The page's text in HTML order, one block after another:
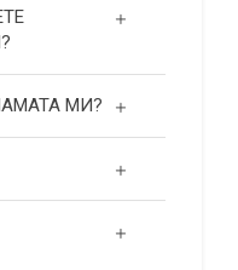
МИ?